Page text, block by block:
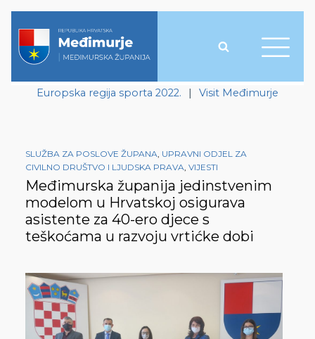
Europska regija sporta 2022. | Visit Međimurje
SLUŽBA ZA POSLOVE ŽUPANA, UPRAVNI ODJEL ZA
CIVILNO DRUŠTVO I LJUDSKA PRAVA, VIJESTI
Međimurska županija jedinstvenim
modelom u Hrvatskoj osigurava
asistente za 40-ero djece s
teškoćama u razvoju vrtićke dobi